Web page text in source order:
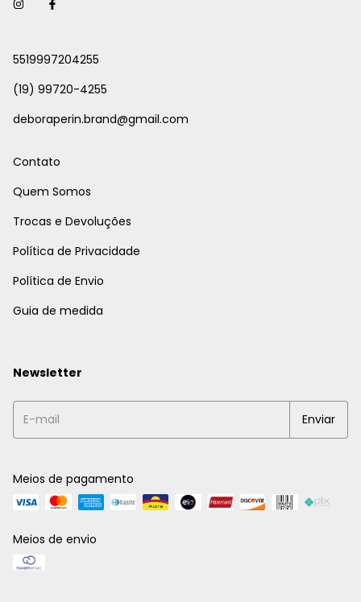
5519997204255
(19) 99720-4255
deboraperin.brand@gmail.com
Contato
Quem Somos
Trocas e Devoluções
Política de Privacidade
Política de Envio
Guia de medida
Newsletter
Meios de pagamento
Meios de envio